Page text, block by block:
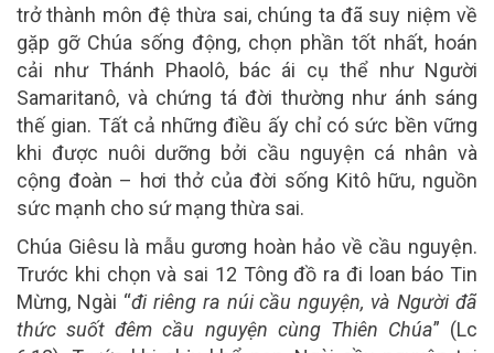
trở thành môn đệ thừa sai, chúng ta đã suy niệm về
gặp gỡ Chúa sống động, chọn phần tốt nhất, hoán
cải như Thánh Phaolô, bác ái cụ thể như Người
Samaritanô, và chứng tá đời thường như ánh sáng
thế gian. Tất cả những điều ấy chỉ có sức bền vững
khi được nuôi dưỡng bởi cầu nguyện cá nhân và
cộng đoàn – hơi thở của đời sống Kitô hữu, nguồn
sức mạnh cho sứ mạng thừa sai.
Chúa Giêsu là mẫu gương hoàn hảo về cầu nguyện.
Trước khi chọn và sai 12 Tông đồ ra đi loan báo Tin
Mừng, Ngài “đi riêng ra núi cầu nguyện, và Người đã
thức suốt đêm cầu nguyện cùng Thiên Chúa” (Lc